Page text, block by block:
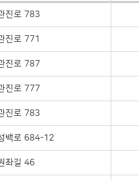
진로 783
진로 771
진로 787
진로 777
진로 783
백로 684-12
좌길 46